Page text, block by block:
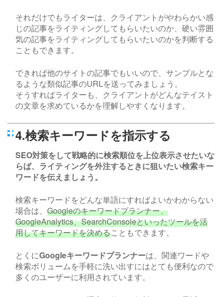
それだけでもライターは、クライアントがやわらかい感
じの記事をライティングしてもらいたいのか、硬い雰囲
気の記事をライティングしてもらいたいのかを判断する
こともできます。
できれば他のサイトの記事でもいいので、サンプルとな
るような類似記事のURLを送ってみましょう。
そうすればライターも、クライアントがどんなテイスト
の文章を求めているかを理解しやすくなります。
4.検索キーワードを指示する
SEO対策をして戦略的に検索順位を上位表示させたいな
らば、ライティングを外注するときに狙いたい検索キー
ワードを伝えましょう。
検索キーワードをどんな単語にすればよいかわからない
場合は、 Googleのキーワードプランナー、
GoogleAnalytics、SearchConsoleといったツールを活
用してキーワードを決めることもできます。
とくにGoogleキーワードプランナーは、関連ワードや
検索ボリュームを手軽に洗い出すにはとても便利なので
多くのユーザーに利用されています。